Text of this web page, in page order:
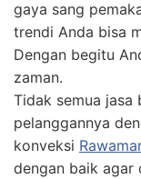
gaya sang
trendi Anda bisa
Dengan begitu
zaman.
Tidak semua jasa
pelanggannya
konveksi
dengan baik agar